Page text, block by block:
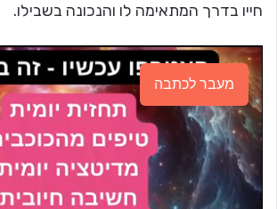
חייו בדרך המתאימה לו והנכונה בשבילו.
מעבר לכתבה